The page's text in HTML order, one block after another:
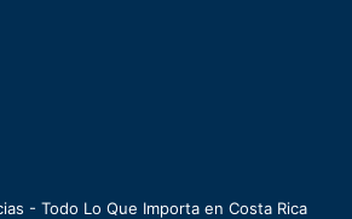
- Todo Lo Que Importa en Costa Rica